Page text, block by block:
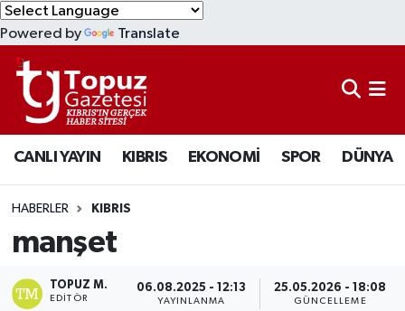
Powered by Translate
CANLI YAYIN KIBRIS EKONOMİ SPOR DÜNYA
HABERLER KIBRIS
manşet
TOPUZ M.
EDITÖR
06.08.2025 - 12:13
YAYINLANMA
25.05.2026 - 18:08
GÜNCELLEME
KIBRIS
DÜNYA
EKONOMİ
MAGAZİN
SAĞLIK
SPOR
Lefkoşa Nöbetçi Eczaneler
Lefkoşa Hava Durumu
Lefkoşa Trafik Yoğunluk Haritası
Süper Lig Puan Durumu ve Fikstür
Tüm Manşetler
Son Dakika Haberleri